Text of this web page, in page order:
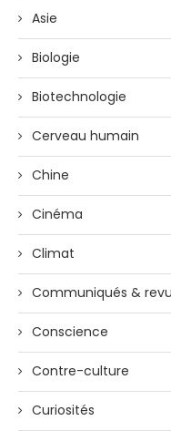
Asie
Biologie
Biotechnologie
Cerveau humain
Chine
Cinéma
Climat
Communiqués &
Conscience
Contre-culture
Curiosités